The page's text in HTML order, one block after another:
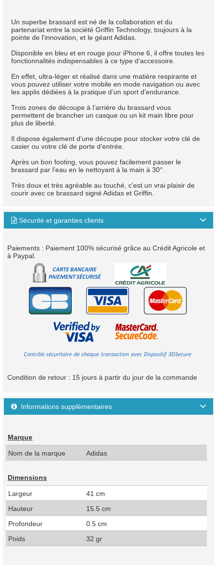
Un superbe brassard est né de la collaboration et du
partenariat entre la société Griffin Technology, toujours à la
pointe de l'innovation, et le géant Adidas.
Disponible en bleu et en rouge pour iPhone 6, il offre toutes les
fonctionnalités indispensables à ce type d’accessoire.
En effet, ultra-léger et réalisé dans une matière respirante et
vous pouvez utiliser votre mobile en mode navigation ou avec
les applis dédiées à la pratique d’un sport d’endurance.
Trois zones de découpe à l’arrière du brassard vous
permettent de brancher un casque ou un kit main libre pour
plus de liberté.
Il dispose également d’une découpe pour stocker votre clé de
casier ou votre clé de porte d’entrée.
Après un bon footing, vous pouvez facilement passer le
brassard par l’eau en le nettoyant à la main à 30°.
Très doux et très agréable au touché, c'est un vrai plaisir de
courir avec ce brassard signé Adidas et Griffin.
Sécurité et garanties clients
Paiements : Paiement 100% sécurisé grâce au Crédit Agricole et
à Paypal.
Condition de retour : 15 jours à partir du jour de la commande
 Informations supplémentaires
Marque
Nom de la marque Adidas
Dimensions
Largeur
41 cm
Hauteur
15.5 cm
Profondeur
0.5 cm
Poids
32 gr